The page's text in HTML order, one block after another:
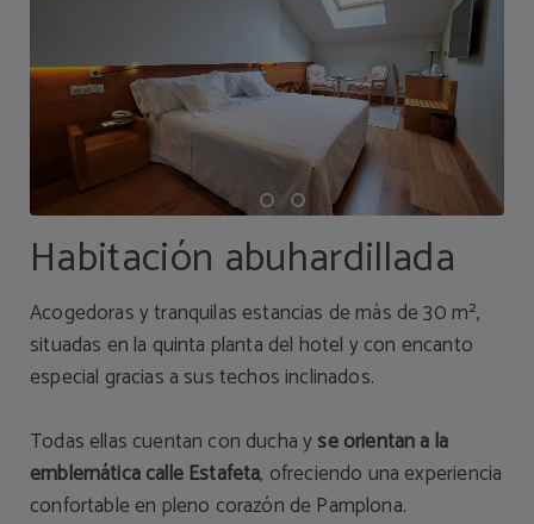
Habitación abuhardillada
Acogedoras y tranquilas estancias de más de 30 m²,
situadas en la quinta planta del hotel y con encanto
especial gracias a sus techos inclinados.
Todas ellas cuentan con ducha yse orientan a la
emblemática calle Estafeta, ofreciendo una experiencia
confortable en pleno corazón de Pamplona.